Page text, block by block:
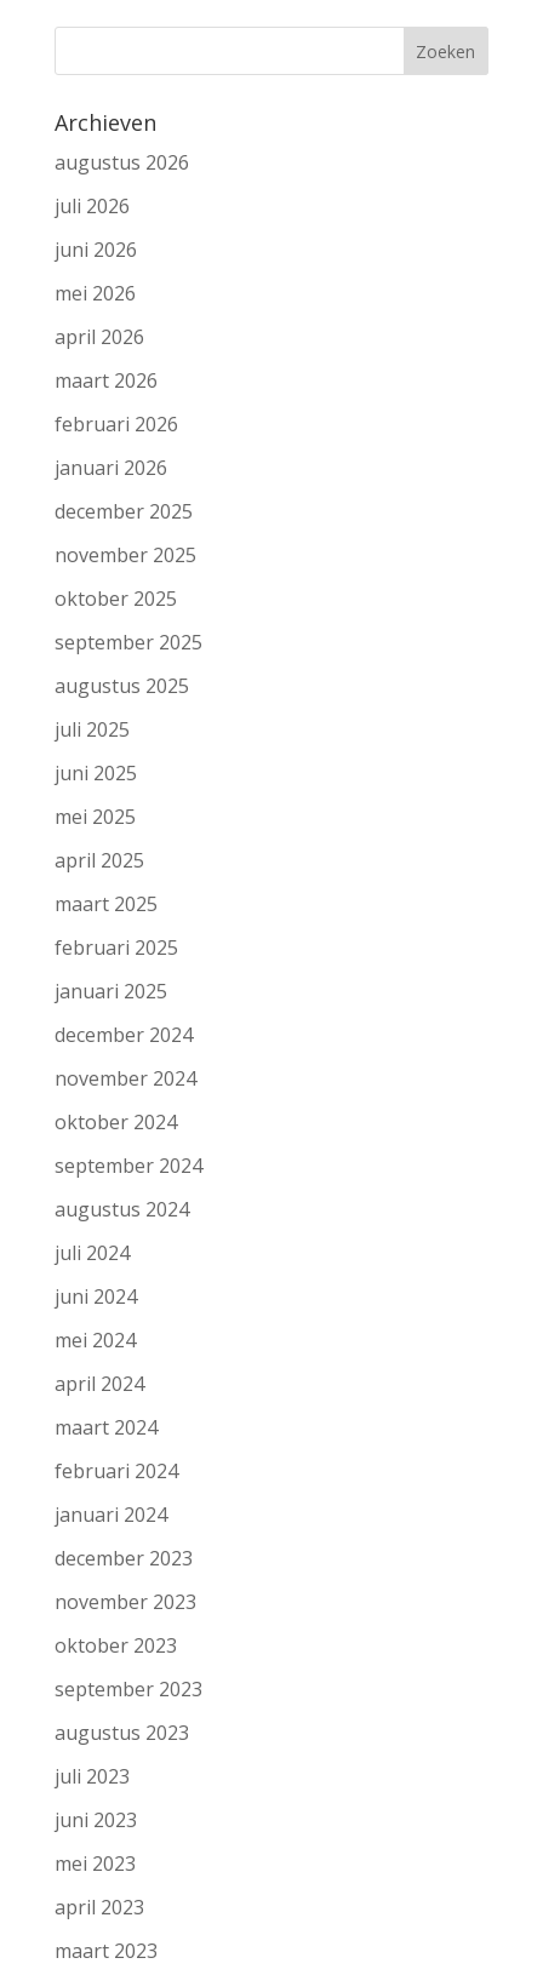
Archieven
augustus 2026
juli 2026
juni 2026
mei 2026
april 2026
maart 2026
februari 2026
januari 2026
december 2025
november 2025
oktober 2025
september 2025
augustus 2025
juli 2025
juni 2025
mei 2025
april 2025
maart 2025
februari 2025
januari 2025
december 2024
november 2024
oktober 2024
september 2024
augustus 2024
juli 2024
juni 2024
mei 2024
april 2024
maart 2024
februari 2024
januari 2024
december 2023
november 2023
oktober 2023
september 2023
augustus 2023
juli 2023
juni 2023
mei 2023
april 2023
maart 2023